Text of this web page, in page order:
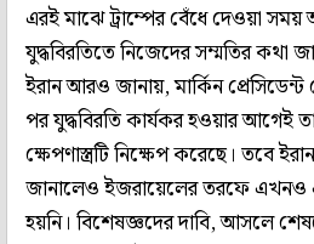
এরই মাঝে ট্রাম্পের বেঁধে দেওয়া সময়
যুদ্ধবিরতিতে নিজেদের সম্মতির কথা
ইরান আরও জানায়, মার্কিন প্রেসিডেন্ট
পর যুদ্ধবিরতি কার্যকর হওয়ার আগেই
ক্ষেপণাস্ত্রটি নিক্ষেপ করেছে। তবে
জানালেও ইজরায়েলের তরফে এখনও
হয়নি। বিশেষজ্ঞদের দাবি, আসলে